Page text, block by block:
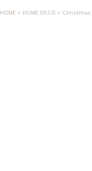
HOME > HOME DECO > Christmas